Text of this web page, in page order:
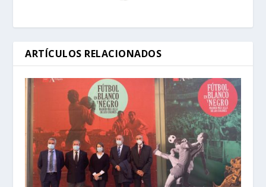
ARTÍCULOS RELACIONADOS